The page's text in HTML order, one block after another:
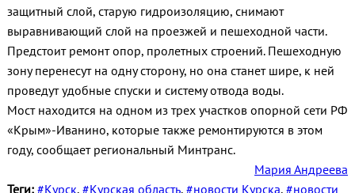
защитный слой, старую гидроизоляцию, снимают
выравнивающий слой на проезжей и пешеходной части.
Предстоит ремонт опор, пролетных строений. Пешеходную
зону перенесут на одну сторону, но она станет шире, к ней
проведут удобные спуски и систему отвода воды.
Мост находится на одном из трех участков опорной сети РФ
«Крым»-Иванино, которые также ремонтируются в этом
году, сообщает региональный Минтранс.
Мария Андреева
Теги: #Курск, #Курская область, #новости Курска, #новости